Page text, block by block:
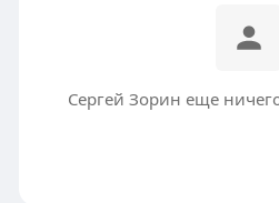
Сергей Зорин еще